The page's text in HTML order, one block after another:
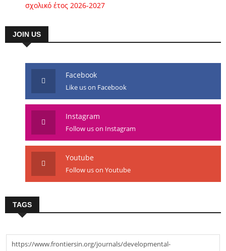
σχολικό έτος 2026-2027
JOIN US
Facebook
Like us on Facebook
Instagram
Follow us on Instagram
Youtube
Follow us on Youtube
TAGS
https://www.frontiersin.org/journals/developmental-